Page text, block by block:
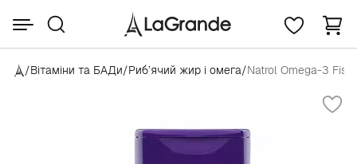
/Вітаміни та БАДи/Риб’ячий жир і омега/Natrol Omega-3